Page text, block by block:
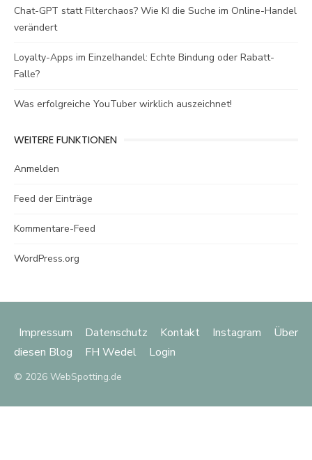
Chat-GPT statt Filterchaos? Wie KI die Suche im Online-Handel
verändert
Loyalty-Apps im Einzelhandel: Echte Bindung oder Rabatt-
Falle?
Was erfolgreiche YouTuber wirklich auszeichnet!
WEITERE FUNKTIONEN
Anmelden
Feed der Einträge
Kommentare-Feed
WordPress.org
Impressum Datenschutz Kontakt Instagram
Über
diesen Blog
FH Wedel Login
© 2026 WebSpotting.de